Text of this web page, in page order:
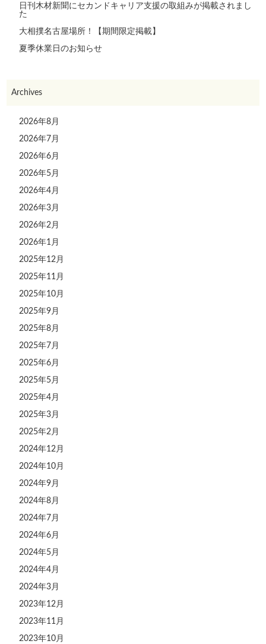
日刊木材新聞にセカンドキャリア支援の取組みが掲載されまし
た
大相撲名古屋場所！【期間限定掲載】
夏季休業日のお知らせ
Archives
2026年8月
2026年7月
2026年6月
2026年5月
2026年4月
2026年3月
2026年2月
2026年1月
2025年12月
2025年11月
2025年10月
2025年9月
2025年8月
2025年7月
2025年6月
2025年5月
2025年4月
2025年3月
2025年2月
2024年12月
2024年10月
2024年9月
2024年8月
2024年7月
2024年6月
2024年5月
2024年4月
2024年3月
2023年12月
2023年11月
2023年10月